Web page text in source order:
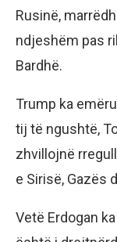
Rusinë,
ndjeshëm pas
Bardhë.
Trump ka
tij të ngushtë,
zhvillojnë
e Sirisë, Gazës
Vetë Erdogan